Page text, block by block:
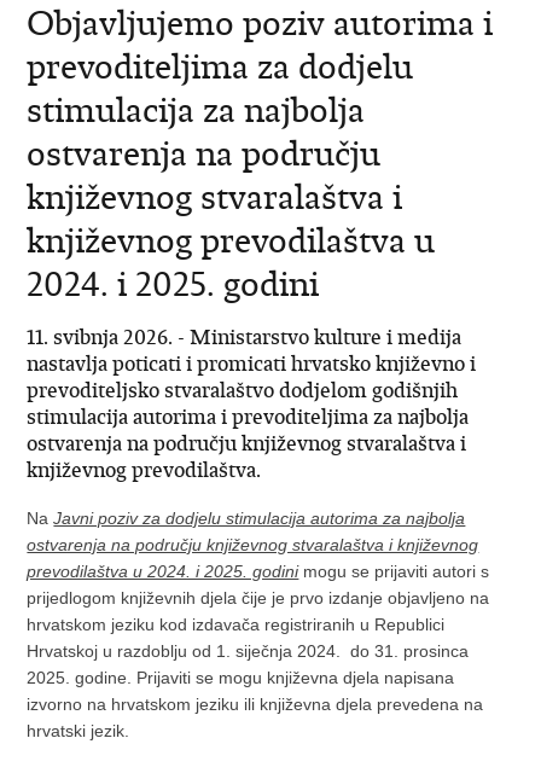
Objavljujemo poziv autorima i
prevoditeljima za dodjelu
stimulacija za najbolja
ostvarenja na području
književnog stvaralaštva i
književnog prevodilaštva u
2024. i 2025. godini
11. svibnja 2026. - Ministarstvo kulture i medija
nastavlja poticati i promicati hrvatsko književno i
prevoditeljsko stvaralaštvo dodjelom godišnjih
stimulacija autorima i prevoditeljima za najbolja
ostvarenja na području književnog stvaralaštva i
književnog prevodilaštva.
NaJavni poziv za dodjelu stimulacija autorima za najbolja
ostvarenja na području književnog stvaralaštva i književnog
prevodilaštva u 2024. i 2025. godinimogu se prijaviti autori s
prijedlogom književnih djela čije je prvo izdanje objavljeno na
hrvatskom jeziku kod izdavača registriranih u Republici
Hrvatskoj u razdoblju od 1. siječnja 2024. do 31. prosinca
2025. godine. Prijaviti se mogu književna djela napisana
izvorno na hrvatskom jeziku ili književna djela prevedena na
hrvatski jezik.